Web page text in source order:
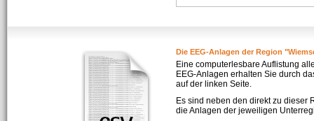
Die EEG-Anlagen der Region
Eine computerlesbare Auflistung
EEG-Anlagen erhalten Sie durch
auf der linken Seite.
Es sind neben den direkt zu dieser
die Anlagen der jeweiligen